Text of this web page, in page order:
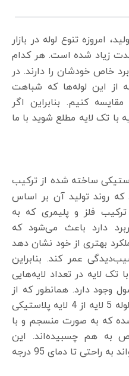
امروزه تنوع لوله در بازار
زیاد شده است. هر کدام
خاص خودشان را دارند. در
از این لوله‌ها که شباهت
کنیم. بنابراین اگر
با تک لایه مطلع شوید با ما
ساخته شده از ترکیب
که روند تولید آن بر اساس
فلز و پلیمری که به
دارد باعث می‌شود که
بهتری از خود نشان دهد
عمر کند. بنابراین
تک لایه در تعداد لایه‌هایی
وجود دارد. همانطور که از
نام این محصول مشخص است؛ لوله 5 لایه از 4 لایه پلاستیکی
که به صورت منسجم و با
به هم چسبیده‌اند. این
ترکیب باعث می‌شود که لوله بتواند به راحتی تا دمای 95 درجه